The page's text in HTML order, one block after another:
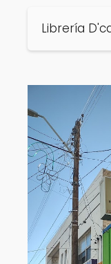
Librería